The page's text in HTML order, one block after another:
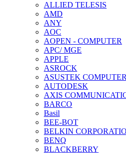
ALLIED TELESIS
AMD
ANY
AOC
AOPEN - COMPUTER
APC/ MGE
APPLE
ASROCK
ASUSTEK COMPUTER
AUTODESK
AXIS
BARCO
Basil
BEE-BOT
BELKIN
BENQ
BLACKBERRY